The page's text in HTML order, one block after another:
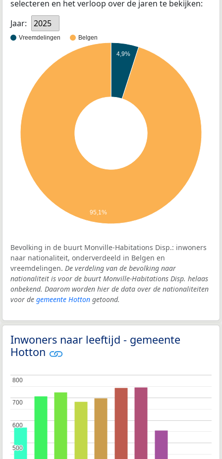
selecteren en het verloop over de jaren te bekijken:
Jaar:
2025
Vreemdelingen Belgen
4,9%
95,1%
Bevolking in de buurt Monville-Habitations Disp.: inwoners
naar nationaliteit, onderverdeeld in Belgen en
vreemdelingen. De verdeling van de bevolking naar
nationaliteit is voor de buurt Monville-Habitations Disp. helaas
onbekend. Daarom worden hier de data over de nationaliteiten
voor de gemeente Hotton getoond.
Inwoners naar leeftijd - gemeente
Hotton
500
500
600
600
700
700
800
800